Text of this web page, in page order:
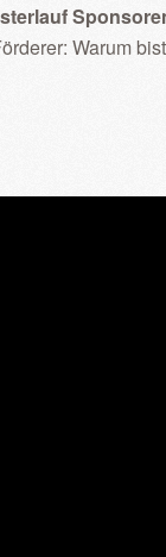
Warum